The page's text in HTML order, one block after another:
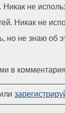
не
Никак не
но не знаю об
в
или